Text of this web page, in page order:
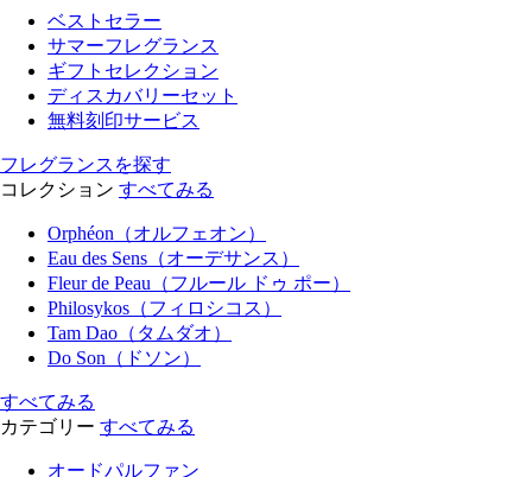
ベストセラー
サマーフレグランス
ギフトセレクション
ディスカバリーセット
無料刻印サービス
フレグランスを探す
コレクション すべてみる
Orphéon（オルフェオン）
Eau des Sens（オーデサンス）
Fleur de Peau（フルール ドゥ ポー）
Philosykos（フィロシコス）
Tam Dao（タムダオ）
Do Son（ドソン）
すべてみる
カテゴリー すべてみる
オードパルファン